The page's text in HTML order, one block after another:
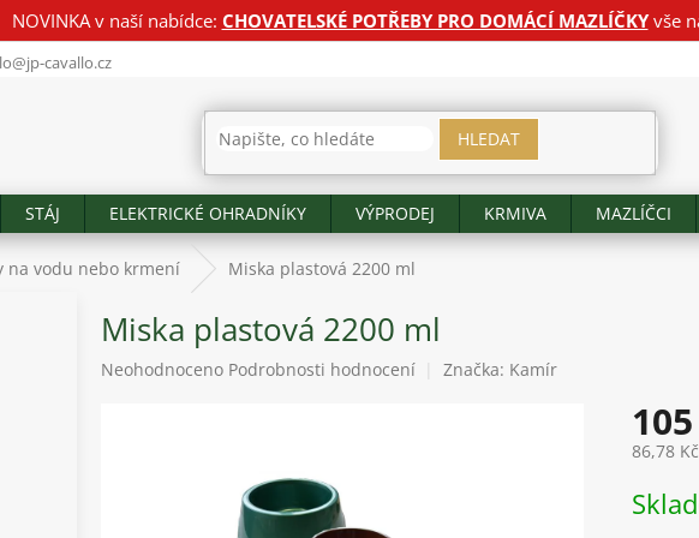
NOVINKA v naší nabídce: CHOVATELSKÉ POTŘEBY PRO DOMÁCÍ MAZLÍČKYvše
cavallo.cz
HLEDAT
STÁJ ELEKTRICKÉ OHRADNÍKY VÝPRODEJ KRMIVA MAZLÍČCI
na vodu nebo krmení Miska plastová 2200 ml
Miska plastová 2200 ml
Průměrné
Neohodnoceno Podrobnosti hodnocení Značka: Kamír
86,78
cena: